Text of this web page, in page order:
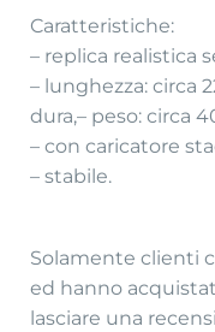
Caratteristiche:
– replica realistica
– lunghezza: circa
dura,– peso: circa
– con caricatore
– stabile.
Solamente clienti
ed hanno
lasciare una